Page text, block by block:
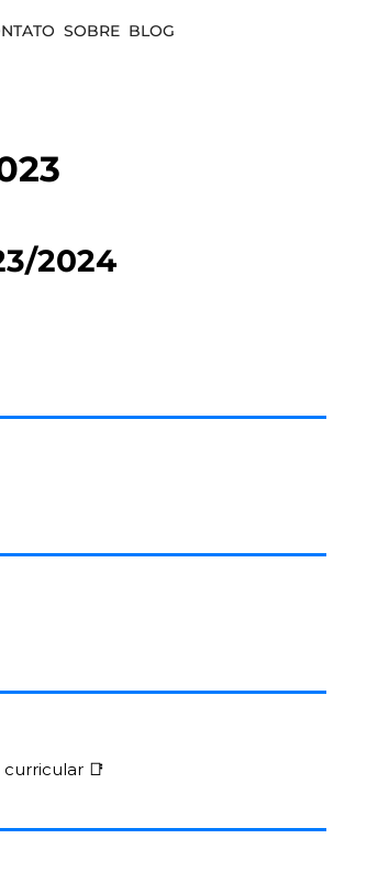
SOBRE BLOG
2024
curricular 📑